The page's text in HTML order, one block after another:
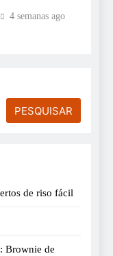
4 semanas ago
PESQUISAR
de riso fácil
Brownie de